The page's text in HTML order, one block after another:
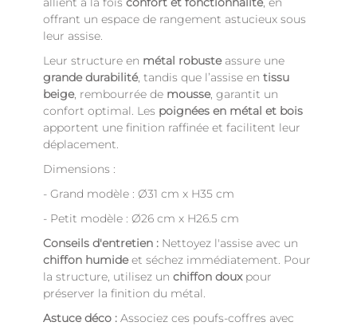
offrant un espace de rangement astucieux sous
leur assise.
Leur structure en métal robusteassure une
grande durabilité, tandis que l’assise en tissu
beige, rembourrée de mousse, garantit un
confort optimal. Les poignées en métal et bois
apportent une finition raffinée et facilitent leur
déplacement.
Dimensions :
- Grand modèle : Ø31 cm x H35 cm
- Petit modèle : Ø26 cm x H26.5 cm
Conseils d'entretien : Nettoyez l'assise avec un
chiffon humideet séchez immédiatement. Pour
la structure, utilisez un chiffon douxpour
préserver la finition du métal.
Astuce déco : Associez ces poufs-coffres avec